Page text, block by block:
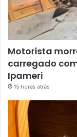
Motorista
carregado
Ipameri
15 horas atrás